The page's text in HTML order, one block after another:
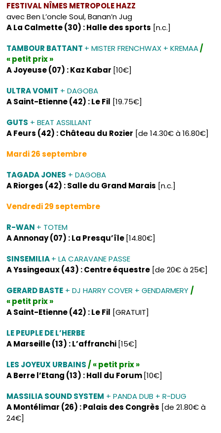
FESTIVAL NÎMES METROPOLE HAZZ
avec Ben L’oncle Soul, Banan’n Jug
A La Calmette (30) : Halle des sports [n.c.]
TAMBOUR BATTANT + MISTER FRENCHWAX + KREMAA/
« petit prix »
A Joyeuse (07) : Kaz Kabar [10€]
ULTRA VOMIT + DAGOBA
A Saint-Etienne (42) : Le Fil [19.75€]
GUTS + BEAT ASSILLANT
A Feurs (42) : Château du Rozier [de 14.30€ à 16.80€]
Mardi 26 septembre
TAGADA JONES + DAGOBA
A Riorges (42) : Salle du Grand Marais [n.c.]
Vendredi 29 septembre
R-WAN + TOTEM
A Annonay (07) : La Presqu’île [14.80€]
SINSEMILIA+ LA CARAVANE PASSE
A Yssingeaux (43) : Centre équestre [de 20€ à 25€]
GERARD BASTE + DJ HARRY COVER + GENDARMERY/
« petit prix »
A Saint-Etienne (42) : Le Fil [GRATUIT]
LE PEUPLE DE L’HERBE
A Marseille (13) : L’affranchi [15€]
LES JOYEUX URBAINS/ « petit prix »
A Berre l’Etang (13) : Hall du Forum [10€]
MASSILIA SOUND SYSTEM + PANDA DUB + R-DUG
A Montélimar (26) : Palais des Congrès [de 21.80€ à
24€]